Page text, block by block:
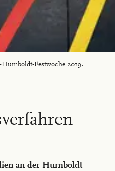
Humboldt-Festwoche 2019.
an der Humboldt-